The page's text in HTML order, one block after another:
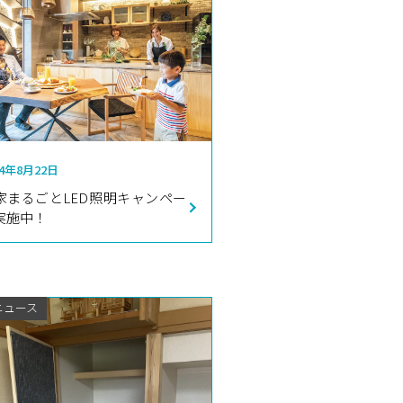
年8月22日
まるごとLED照明キャンペー
施中！
ュース